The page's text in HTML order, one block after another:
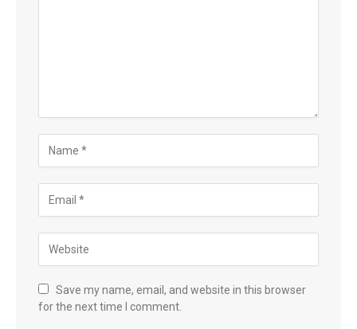
Save my name, email, and website in this browser
for the next time I comment.